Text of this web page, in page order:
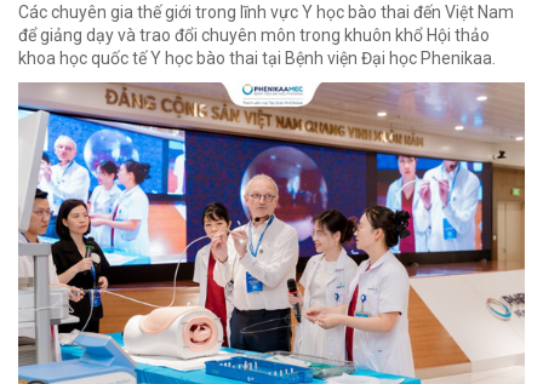
Các chuyên gia thế giới trong lĩnh vực Y học bào thai đến Việt Nam
để giảng dạy và trao đổi chuyên môn trong khuôn khổ Hội thảo
khoa học quốc tế Y học bào thai tại Bệnh viện Đại học Phenikaa.